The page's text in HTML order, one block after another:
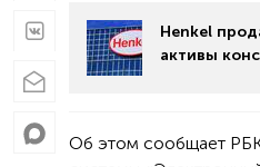
Henkel
активы
Об этом сообщает